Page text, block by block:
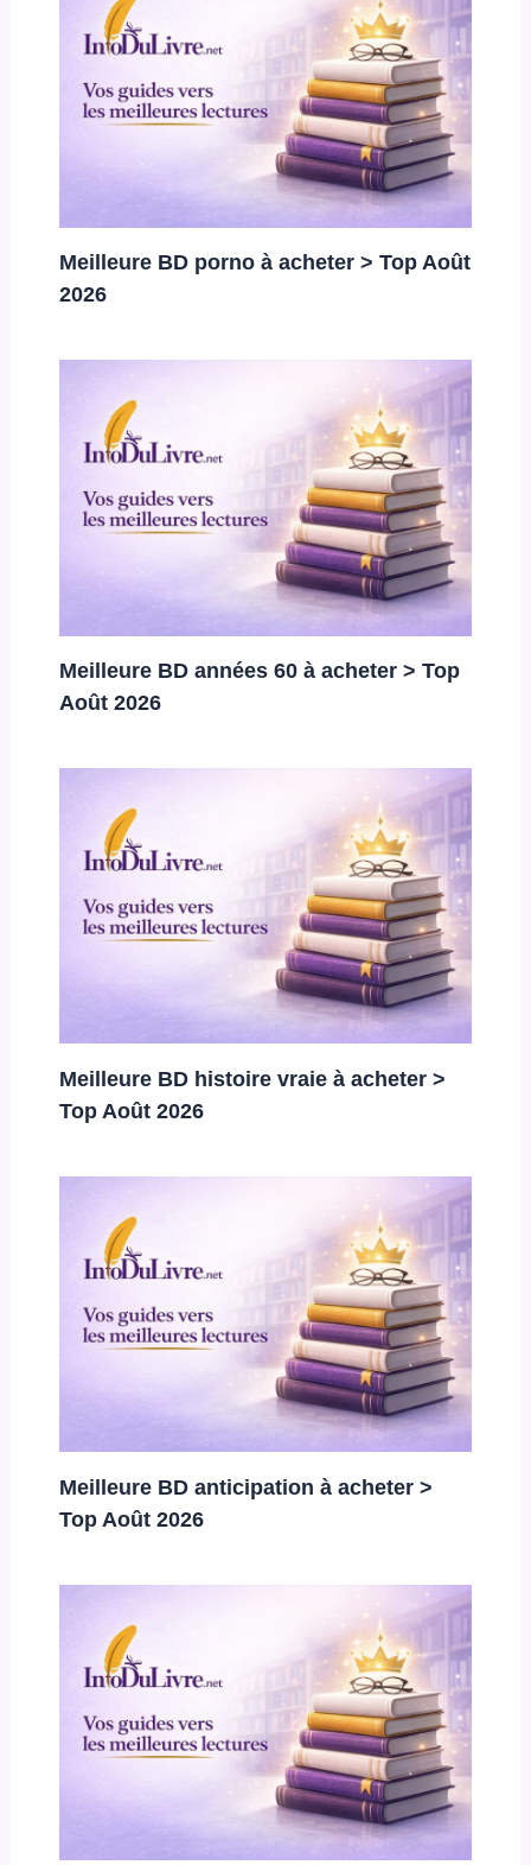
Meilleure BD porno à acheter > Top Août
2026
Meilleure BD années 60 à acheter > Top
Août 2026
Meilleure BD histoire vraie à acheter >
Top Août 2026
Meilleure BD anticipation à acheter >
Top Août 2026